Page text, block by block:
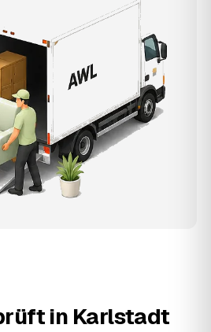
in Karlstadt